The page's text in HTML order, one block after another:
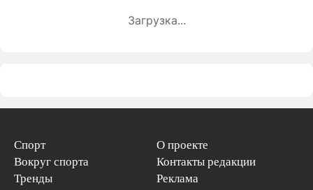
Загрузка...
Спорт
Вокруг спорта
Тренды
О проекте
Контакты редакции
Реклама